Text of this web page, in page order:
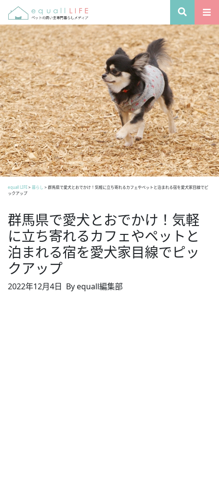
equall LIFE> 暮らし > 群馬県で愛犬とおでかけ！気軽に立ち寄れるカフェやペットと泊まれる宿を愛犬家目線でピ
ックアップ
群馬県で愛犬とおでかけ！気軽
に立ち寄れるカフェやペットと
泊まれる宿を愛犬家目線でピッ
クアップ
2022年12月4日 By equall編集部